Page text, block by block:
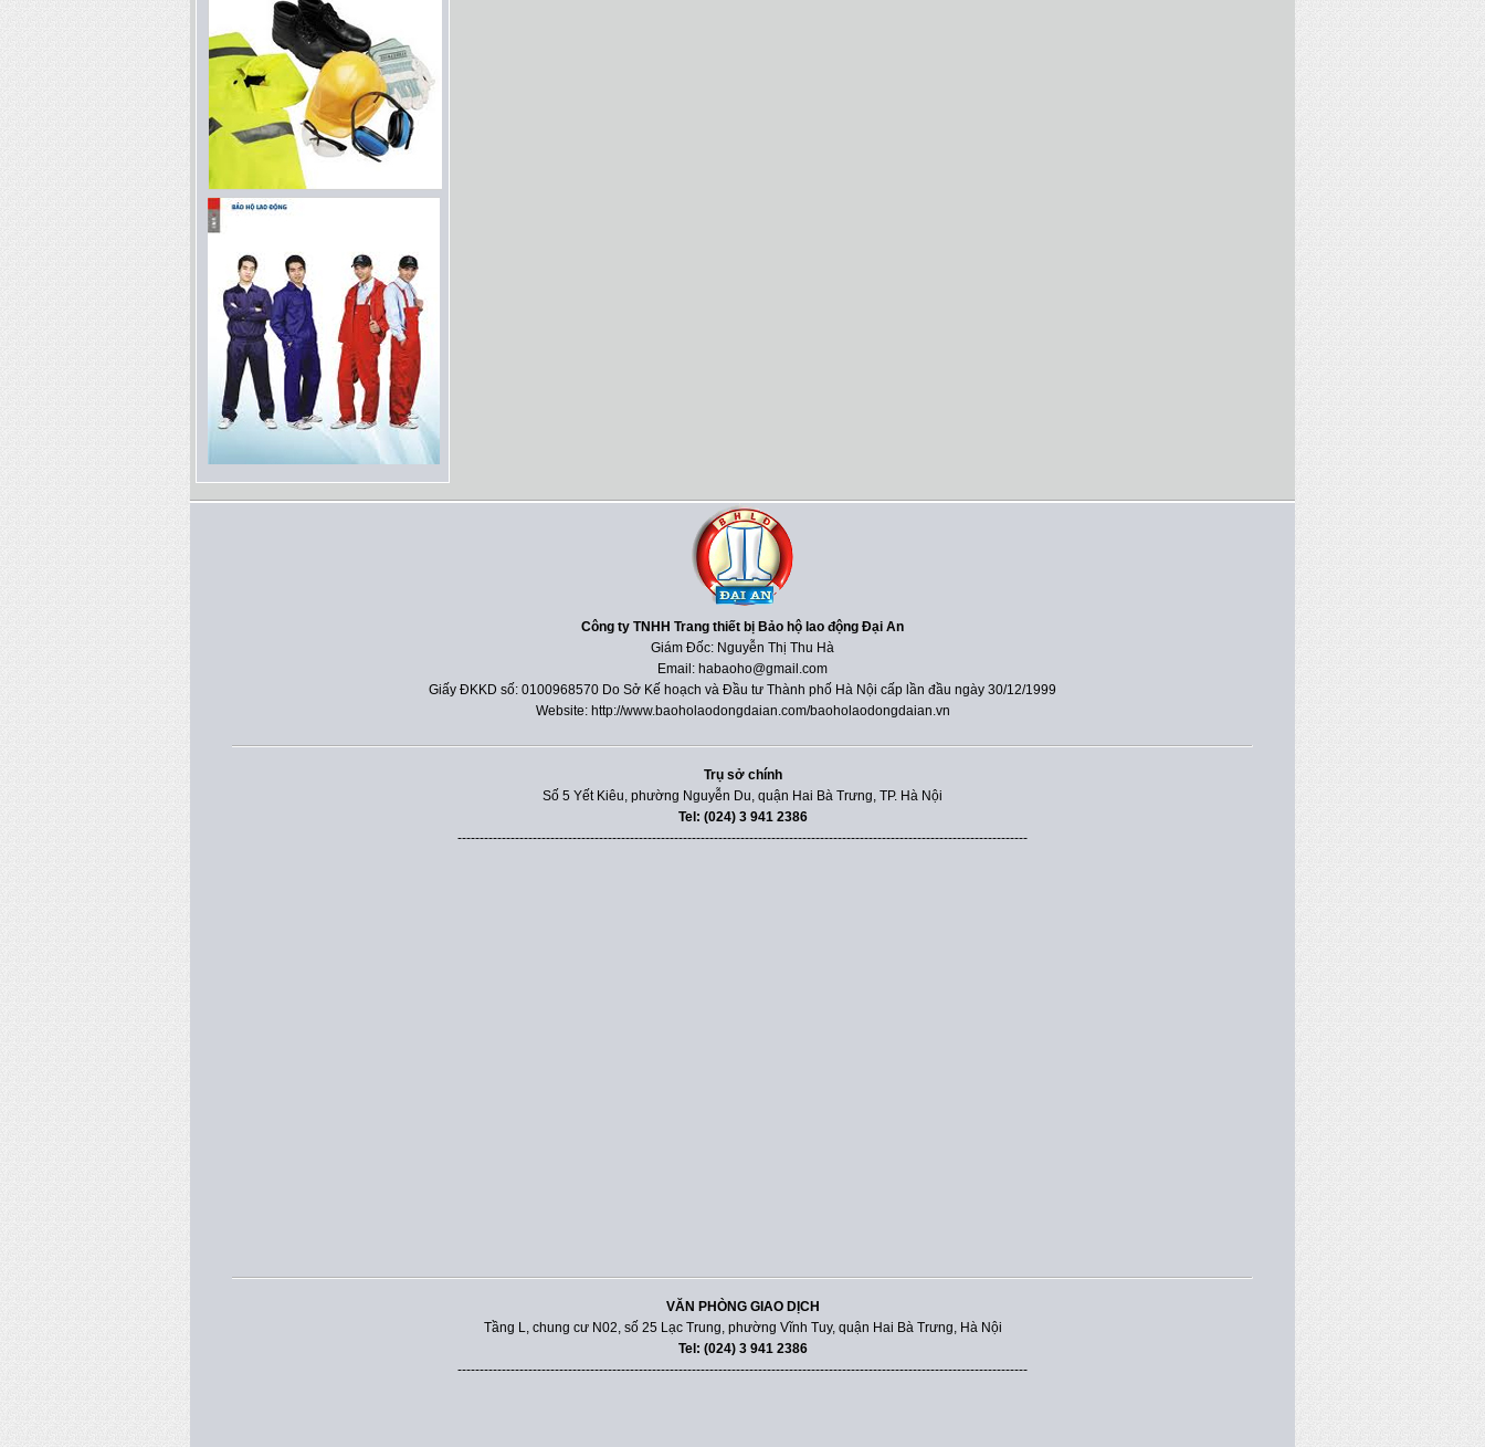
Công ty TNHH Trang thiết bị Bảo hộ lao động Đại An
Giám Đốc: Nguyễn Thị Thu Hà
Email: habaoho@gmail.com
Giấy ĐKKD số: 0100968570 Do Sở Kế hoạch và Đầu tư Thành phố Hà Nội cấp lần đầu ngày 30/12/1999
Website: http://www.baoholaodongdaian.com/baoholaodongdaian.vn
Trụ sở chính
Số 5 Yết Kiêu, phường Nguyễn Du, quận Hai Bà Trưng, TP. Hà Nội
Tel: (024) 3 941 2386
---------------------------------------------------------------------------------------------------------------------------------
VĂN PHÒNG GIAO DỊCH
Tầng L, chung cư N02, số 25 Lạc Trung, phường Vĩnh Tuy, quận Hai Bà Trưng, Hà Nội
Tel: (024) 3 941 2386
---------------------------------------------------------------------------------------------------------------------------------